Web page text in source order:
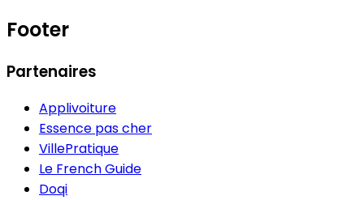
Footer
Partenaires
Applivoiture
Essence pas cher
VillePratique
Le French Guide
Doqi